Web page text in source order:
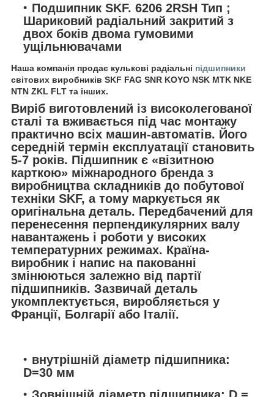
Подшипник SKF. 6206 2RSH Тип ;
Шариковий радіальний закритий з
двох боків двома гумовими
ущільнювачами
Наша компанія продає кулькові радіальні підшипники
світових виробників SKF FAG SNR KOYO NSK MTK NKE
NTN ZKL FLT та інших.
Виріб виготовлений із високолегованої
сталі та вживається під час монтажу
практично всіх машин-автоматів. Його
середній термін експлуатації становить
5-7 років. Підшипник є «візитною
карткою» міжнародного бренда з
виробництва складників до побутової
техніки SKF, а тому маркується як
оригінальна деталь. Передбачений для
перенесення перпендикулярних валу
навантажень і роботи у високих
температурних режимах. Країна-
виробник і напис на пакованні
змінюються залежно від партії
підшипників. Зазвичай деталь
укомплектується, виробляється у
Франції, Болгарії або Італії.
внутрішній діаметр підшипника:
D=30 мм